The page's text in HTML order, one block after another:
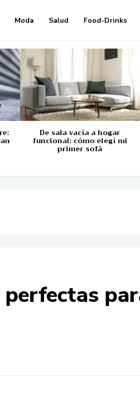
Moda Salud Food-Drinks
De sala vacía a hogar
funcional: cómo elegí mi
primer sofá